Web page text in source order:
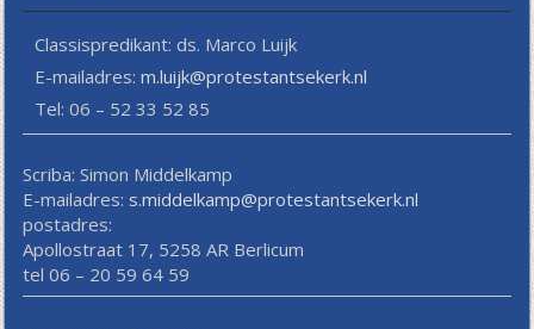
Classispredikant: ds. Marco Luijk
E-mailadres:m.luijk@protestantsekerk.nl
Tel: 06 – 52 33 52 85
Scriba: Simon Middelkamp
E-mailadres: s.middelkamp@protestantsekerk.nl
postadres:
Apollostraat 17, 5258 AR Berlicum
tel 06 – 20 59 64 59